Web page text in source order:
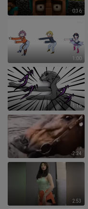
0:36
1:00
1:16
2:24
2:53